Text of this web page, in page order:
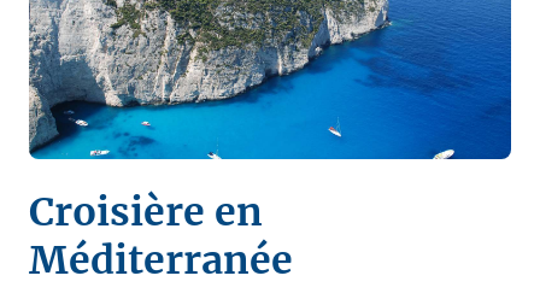
Croisière en
Méditerranée